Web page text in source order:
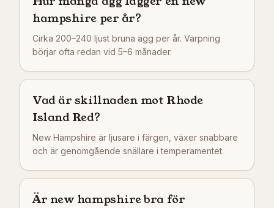
hampshire per år?
Cirka 200–240 ljust bruna ägg per år. Värpning
börjar ofta redan vid 5–6 månader.
Vad är skillnaden mot Rhode
Island Red?
New Hampshire är ljusare i färgen, växer snabbare
och är genomgående snällare i temperamentet.
Är new hampshire bra för